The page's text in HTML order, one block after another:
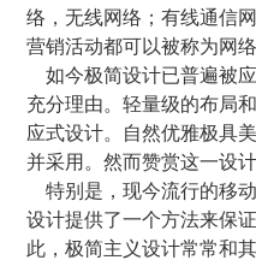
络，无线网络；有线通信
营销活动都可以被称为网络
如今极简设计已普遍被
充分理由。轻量级的布局
应式设计。自然优雅极具
并采用。然而赞赏这一设
特别是，现今流行的移
设计提供了一个方法来保
此，极简主义设计常常和